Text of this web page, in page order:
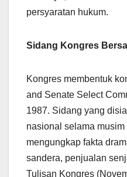
persyaratan hukum.
Sidang Kongres
Kongres membentuk
and Senate Select
1987. Sidang yang
nasional selama
mengungkap fakta
sandera, penjualan
Tulisan Kongres